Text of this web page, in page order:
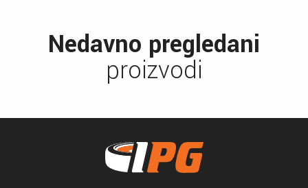
Nedavno pregledani
proizvodi